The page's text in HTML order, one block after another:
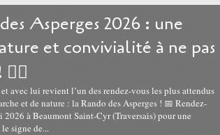
Asperges 2026 : une
et convivialité à ne pas
avec lui revient l’un des rendez-vous les plus attendus
et de nature : la Rando des Asperges ! 📅 Rendez-
à Beaumont Saint-Cyr (Traversais) pour une
signe de...